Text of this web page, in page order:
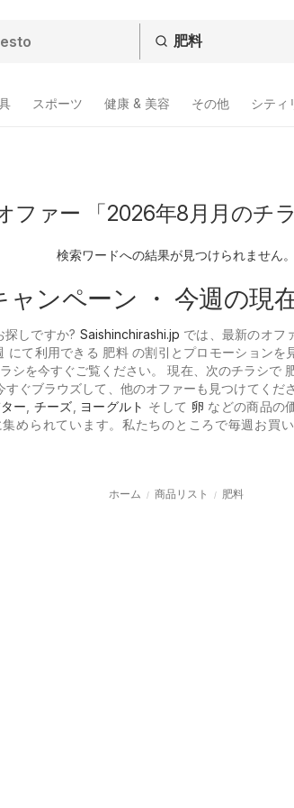
スポーツ 健康 & 美容 その他 シティ
ファー 「2026年8月月のチラ
検索ワードへの結果が見つけられません。
ャンペーン ・ 今週の現
探しですか? Saishinchirashi.jp では、最新のオフ
にて利用できる 肥料 の割引とプロモーションを
シを今すぐご覧ください。 現在、次のチラシで
すぐブラウズして、他のオファーも見つけてくだ
ー チーズ ヨーグルト そして 卵 などの商品の
集められています。私たちのところで毎週お買
ホーム 商品リスト 肥料